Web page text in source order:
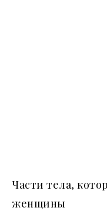
Части тела,
женщины